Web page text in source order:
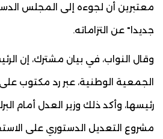
معتبرين أن لجوءه إلى المجلس
جديدا" عن التزاماته.
وقال النواب، في بيان مشترك، إن
الجمعية الوطنية، عبر رد مكتوب
رئيسها، وأكد ذلك وزير العدل أمام
مشروع التعديل الدستوري على